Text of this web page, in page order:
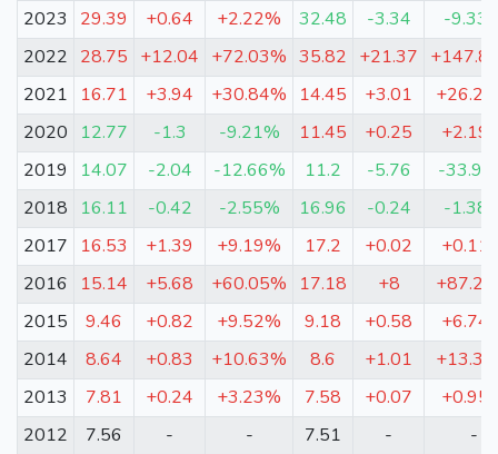
2023 29.39 +0.64 +2.22% 32.48 -3.34
-
2022 28.75 +12.04 +72.03% 35.82 +21.37
2021
16.71 +3.94 +30.84% 14.45 +3.01
2020
12.77 -1.3 -9.21% 11.45 +0.25
2019
14.07 -2.04 -12.66% 11.2 -5.76
-
2018
16.11 -0.42 -2.55% 16.96 -0.24
-
2017
16.53 +1.39 +9.19% 17.2 +0.02
2016
15.14 +5.68 +60.05% 17.18 +8
2015
9.46 +0.82 +9.52% 9.18 +0.58
2014
8.64 +0.83 +10.63% 8.6 +1.01
2013
7.81 +0.24 +3.23% 7.58 +0.07
2012
7.56 - - 7.51 - -